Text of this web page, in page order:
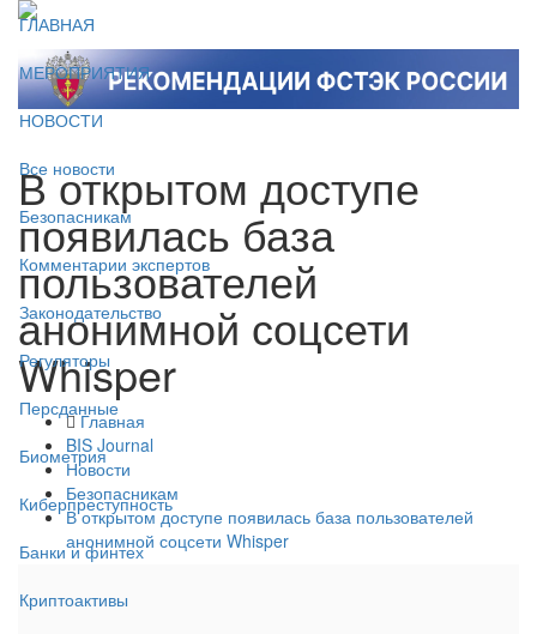
ГЛАВНАЯ
МЕРОПРИЯТИЯ
НОВОСТИ
Все новости
Безопасникам
Комментарии экспертов
Законодательство
Регуляторы
Персданные
Биометрия
Киберпреступность
Банки и финтех
Криптоактивы
В открытом доступе
появилась база
пользователей
анонимной соцсети
Whisper
Главная
BIS Journal
Новости
Безопасникам
В открытом доступе появилась база пользователей
анонимной соцсети Whisper